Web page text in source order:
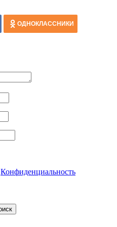
ОДНОКЛАССНИКИ
Конфиденциальность